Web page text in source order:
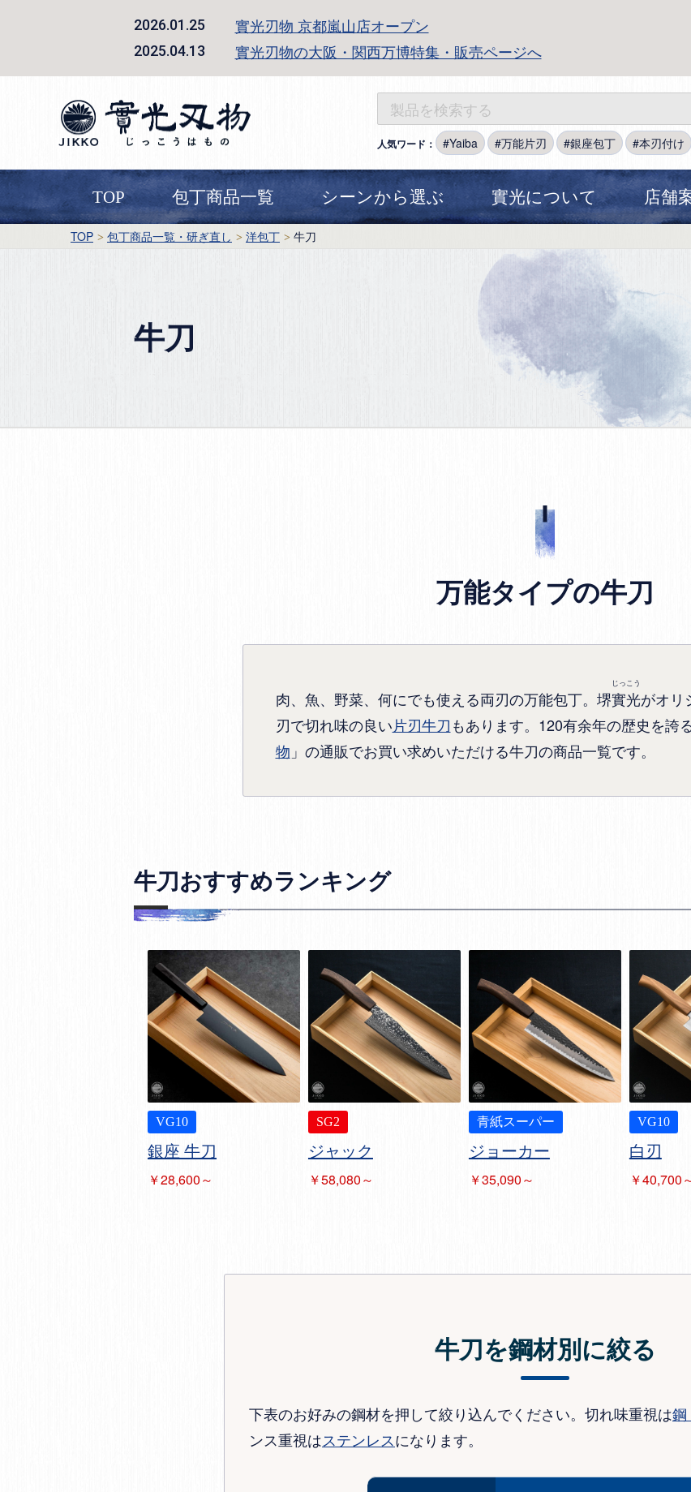
2026.01.25 實光刃物 京都嵐山店オープン
2025.04.13 實光刃物の大阪・関西万博特集・販売ページへ
人気ワード： Yaiba 万能片刃 銀座包丁 本刃付け
TOP 包丁商品一覧 シーンから選ぶ 實光について 店舗
TOP 包丁商品一覧・研ぎ直し 洋包丁 牛刀
牛刀
万能タイプの牛刀
肉、魚、野菜、何にでも使える両刃の万能包丁。堺實光
じっこう
がオリ
刃で切れ味の良い片刃牛刀もあります。120有余年の歴史を誇
物 」の通販でお買い求めいただける牛刀の商品一覧です。
牛刀おすすめランキング
VG10
銀座 牛刀
￥28,600～
SG2
ジャック
￥58,080～
青紙スーパー
ジョーカー
￥35,090～
VG10
白刃
￥40,700
牛刀を鋼材別に絞る
下表のお好みの鋼材を押して絞り込んでください。切れ味重視は鋼
ンス重視はステンレスになります。